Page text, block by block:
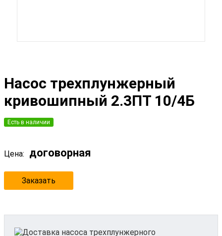
Насос трехплунжерный
кривошипный 2.3ПТ 10/4Б
Есть в наличии
Цена: договорная
Заказать